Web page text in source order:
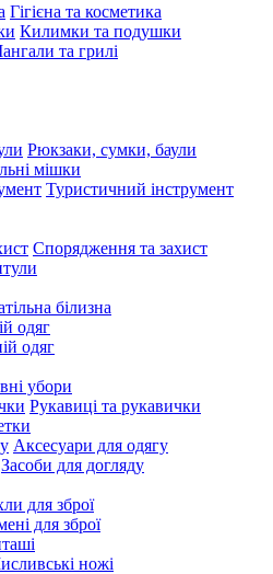
Гігієна та косметика
Килимки та подушки
та грилі
Рюкзаки, сумки, баули
мішки
Туристичний інструмент
Спорядження та захист
білизна
одяг
одяг
убори
Рукавиці та рукавички
Аксесуари для одягу
Засоби для догляду
для зброї
для зброї
ножі